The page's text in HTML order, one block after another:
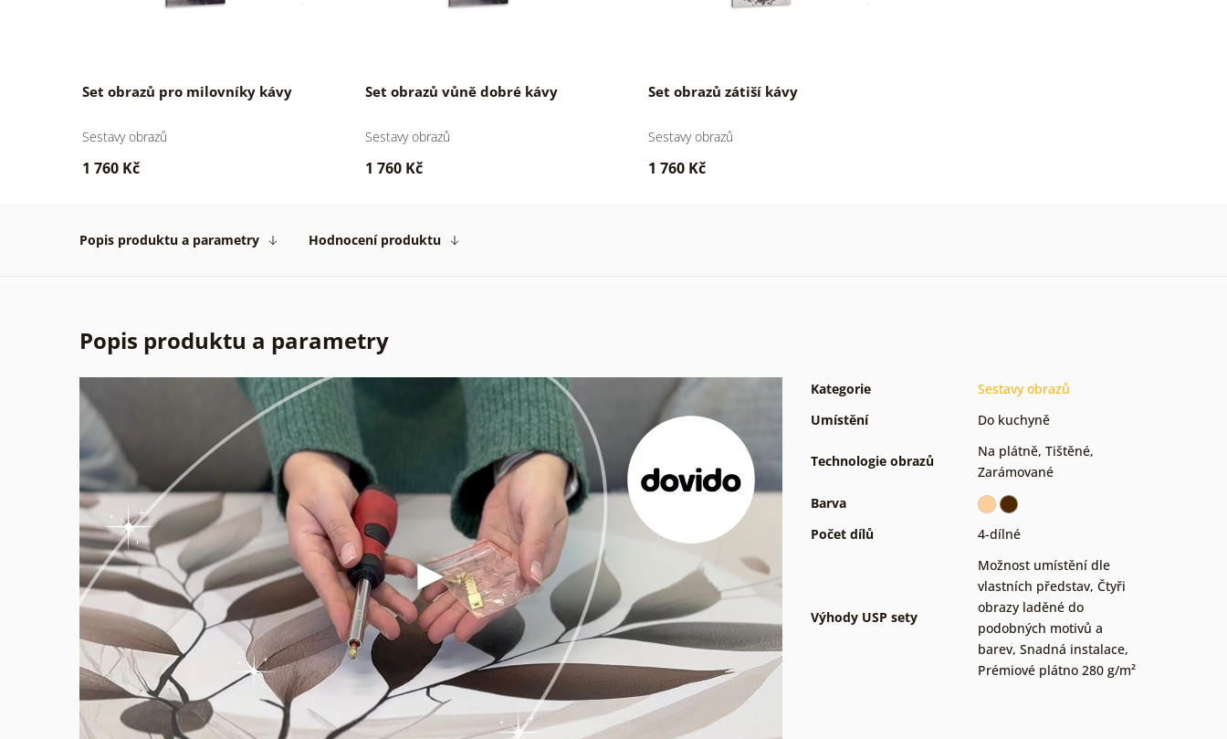
Set obrazů pro milovníky kávy
Sestavy obrazů
1 760 Kč
Set obrazů vůně dobré kávy
Sestavy obrazů
1 760 Kč
Set obrazů zátiší kávy
Sestavy obrazů
1 760 Kč
Popis produktu a parametry Hodnocení produktu
Popis produktu a parametry
Kategorie
Sestavy obrazů
Umístění
Do kuchyně
Technologie obrazů
Na plátně, Tištěné,
Zarámované
Barva
Počet dílů
4-dílné
Výhody USP sety
Možnost umístění dle
vlastních představ, Čtyři
obrazy laděné do
podobných motivů a
barev, Snadná instalace,
Prémiové plátno 280 g/m²